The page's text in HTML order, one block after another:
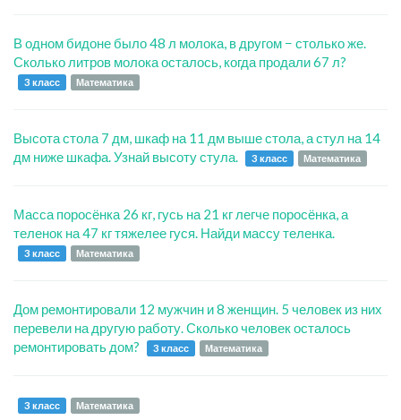
В одном бидоне было 48 л молока, в другом − столько же.
Сколько литров молока осталось, когда продали 67 л?
3 класс Математика
Высота стола 7 дм, шкаф на 11 дм выше стола, а стул на 14
дм ниже шкафа. Узнай высоту стула.
3 класс Математика
Масса поросёнка 26 кг, гусь на 21 кг легче поросёнка, а
теленок на 47 кг тяжелее гуся. Найди массу теленка.
3 класс Математика
Дом ремонтировали 12 мужчин и 8 женщин. 5 человек из них
перевели на другую работу. Сколько человек осталось
ремонтировать дом?
3 класс Математика
3 класс Математика